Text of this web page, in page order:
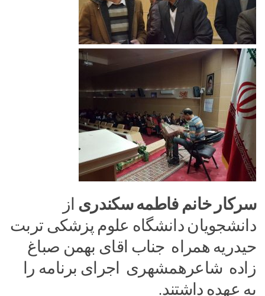
سرکار خانم فاطمه سکندری از
دانشجویان دانشگاه علوم پزشکی تربت
حیدریه همراه جناب اقای بهمن صباغ
زاده شاعرهمشهری اجرای برنامه را
به عهده داشتند.